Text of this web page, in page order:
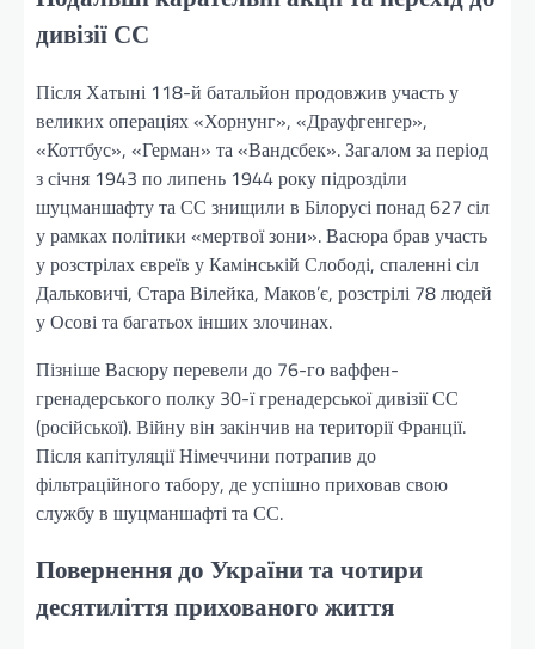
дивізії СС
Після Хатыні 118-й батальйон продовжив участь у
великих операціях «Хорнунг», «Драуфгенгер»,
«Коттбус», «Герман» та «Вандсбек». Загалом за період
з січня 1943 по липень 1944 року підрозділи
шуцманшафту та СС знищили в Білорусі понад 627 сіл
у рамках політики «мертвої зони». Васюра брав участь
у розстрілах євреїв у Камінській Слободі, спаленні сіл
Дальковичі, Стара Вілейка, Маков’є, розстрілі 78 людей
у Осові та багатьох інших злочинах.
Пізніше Васюру перевели до 76-го ваффен-
гренадерського полку 30-ї гренадерської дивізії СС
(російської). Війну він закінчив на території Франції.
Після капітуляції Німеччини потрапив до
фільтраційного табору, де успішно приховав свою
службу в шуцманшафті та СС.
Повернення до України та чотири
десятиліття прихованого життя